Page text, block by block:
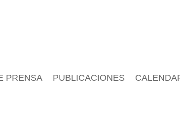
PRENSA PUBLICACIONES